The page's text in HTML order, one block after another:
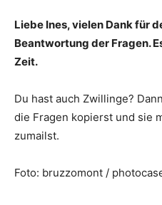
Liebe Ines, vielen Dank für
Beantwortung der Fragen.
Zeit.
Du hast auch Zwillinge?
die Fragen kopierst und sie
zumailst.
Foto: bruzzomont /